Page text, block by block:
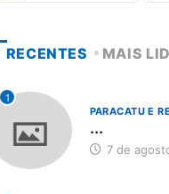
RECENTES MAIS
1
PARACATU E
...
7 de